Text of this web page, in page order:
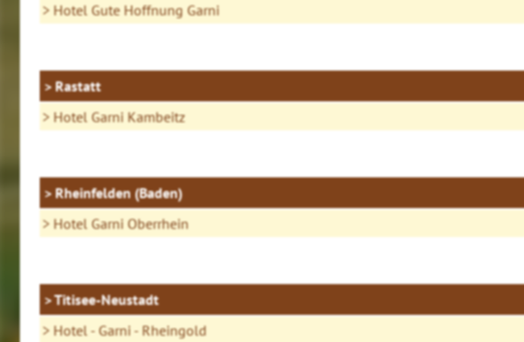
Hotel Gute Hoffnung Garni
Rastatt
Hotel Garni Kambeitz
Rheinfelden (Baden)
Hotel Garni Oberrhein
Titisee-Neustadt
Hotel - Garni - Rheingold